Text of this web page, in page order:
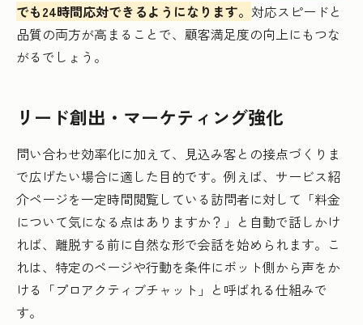
でも24時間応対できるようになります。 対応スピードと
品質の両方が高まることで、顧客満足度の向上にもつな
がるでしょう。
リード創出・マーケティング強化
問い合わせ効率化に加えて、見込み客との接点づくりま
で広げたい場合に適した目的です。例えば、サービス紹
介ページを一定時間閲覧している訪問者に対して「料金
について気になる点はありますか？」と自動で話しかけ
れば、離脱する前に自然な形で会話を始められます。こ
れは、特定のページや行動を条件にボット側から声をか
ける「プロアクティブチャット」と呼ばれる仕組みで
す。